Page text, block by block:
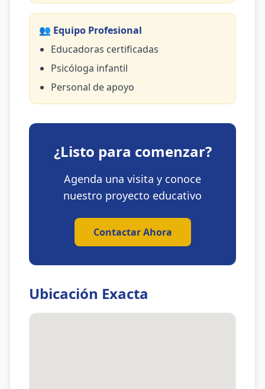
👥 Equipo Profesional
Educadoras certificadas
Psicóloga infantil
Personal de apoyo
¿Listo para comenzar?
Agenda una visita y conoce
nuestro proyecto educativo
Contactar Ahora
Ubicación Exacta